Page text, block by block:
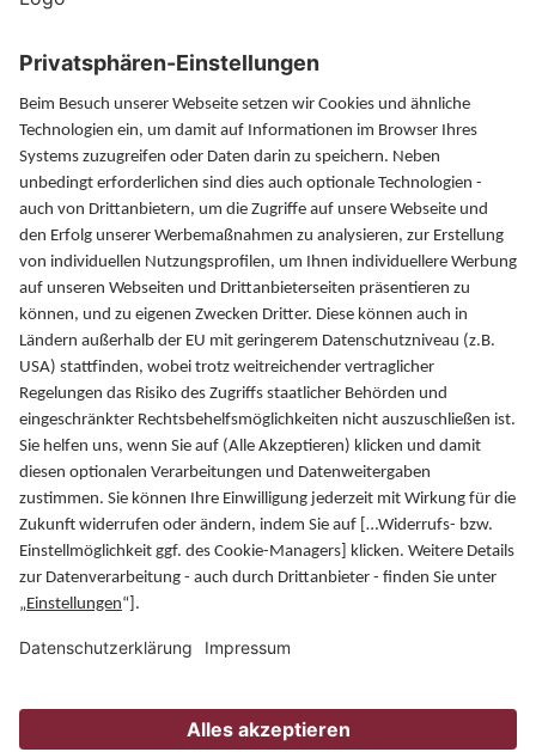
Magazin
Finanzlexikon
FAQ
Kontakt
PATRIZIA GrundInvest
Fuggerstraße 20
86150 Augsburg
Vertriebspartner
Presse
Karriere
Kontakt Datenschutz Impressum Hinweise Newsletter Disclaimer